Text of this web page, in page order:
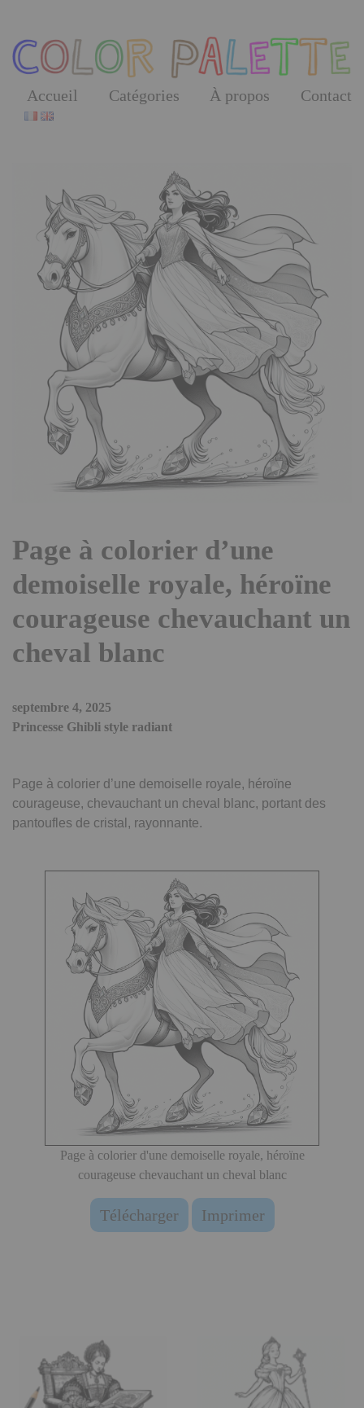
the
content
Accueil Catégories À propos Contact
Page à colorier d’une
demoiselle royale, héroïne
courageuse chevauchant un
cheval blanc
septembre 4, 2025
Princesse Ghibli style radiant
Page à colorier d’une demoiselle royale, héroïne
courageuse, chevauchant un cheval blanc, portant des
pantoufles de cristal, rayonnante.
Page à colorier d'une demoiselle royale, héroïne
courageuse chevauchant un cheval blanc
Télécharger Imprimer